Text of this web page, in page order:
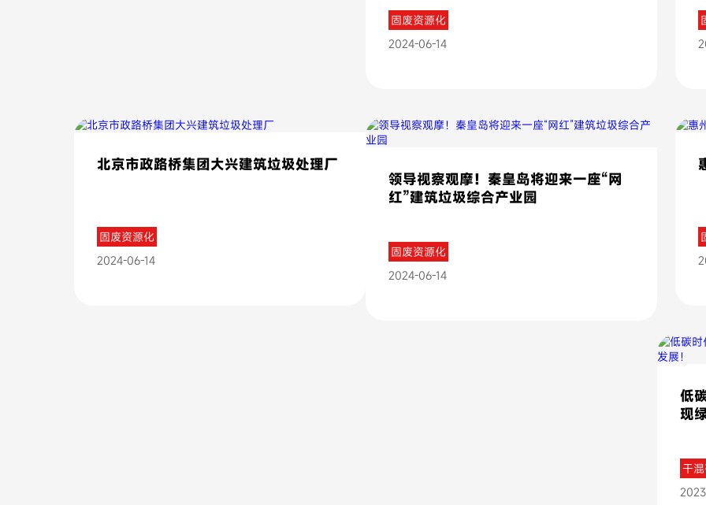
固废资源化
2024-06-14
北京市政路桥集团大兴建筑垃圾处理厂
固废资源化
2024-06-14
领导视察观摩！秦皇岛将迎来一座“网
红”建筑垃圾综合产业园
固废资源化
2024-06-14
低
现
干